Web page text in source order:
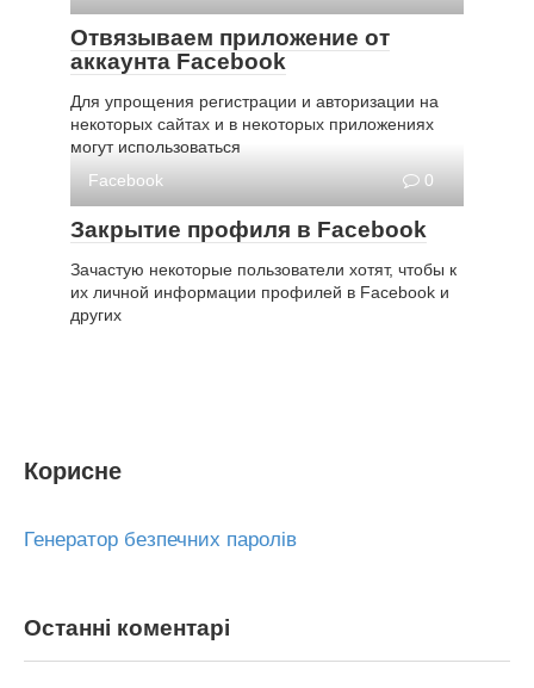
Отвязываем приложение от
аккаунта Facebook
Для упрощения регистрации и авторизации на
некоторых сайтах и в некоторых приложениях
могут использоваться
Facebook
0
Закрытие профиля в Facebook
Зачастую некоторые пользователи хотят, чтобы к
их личной информации профилей в Facebook и
других
Корисне
Генератор безпечних паролів
Останні коментарі